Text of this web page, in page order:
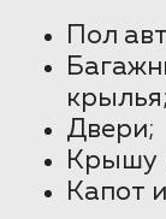
Пол
крылья;
Двери;
Крышу
Капот